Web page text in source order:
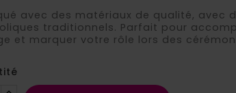
avec des matériaux de qualité, avec
traditionnels. Parfait pour
et marquer votre rôle lors des